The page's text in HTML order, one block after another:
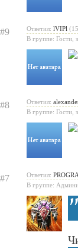
#9 Ответил: lVIPl
В группе: Гости,
#8 Ответил:
В группе: Гости,
#7 Ответил:
В группе: